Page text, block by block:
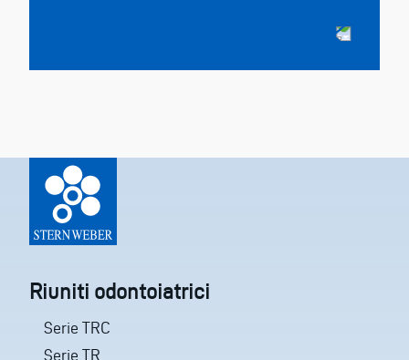
Riuniti odontoiatrici
Serie TRC
Serie TR